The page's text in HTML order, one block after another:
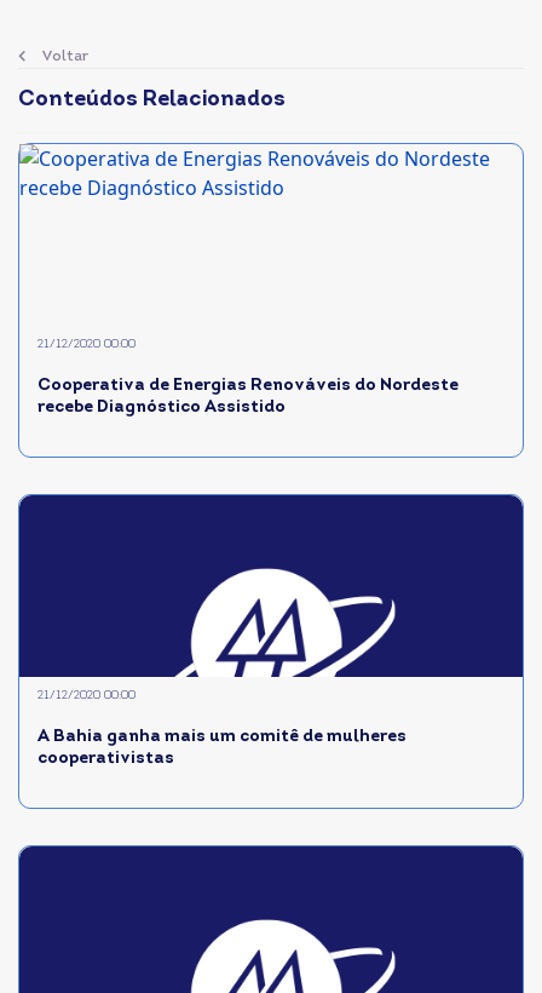
Voltar
Conteúdos Relacionados
Cooperativa de Energias Renováveis do Nordeste
recebe Diagnóstico Assistido
21/12/2020 00:00
A Bahia ganha mais um comitê de mulheres
cooperativistas
21/12/2020 00:00